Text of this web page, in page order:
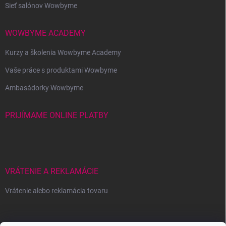
Sieť salónov Wowbyme
WOWBYME ACADEMY
Kurzy a školenia Wowbyme Academy
Vaše práce s produktami Wowbyme
Ambasádorky Wowbyme
PRIJÍMAME ONLINE PLATBY
VRÁTENIE A REKLAMÁCIE
Vrátenie alebo reklamácia tovaru